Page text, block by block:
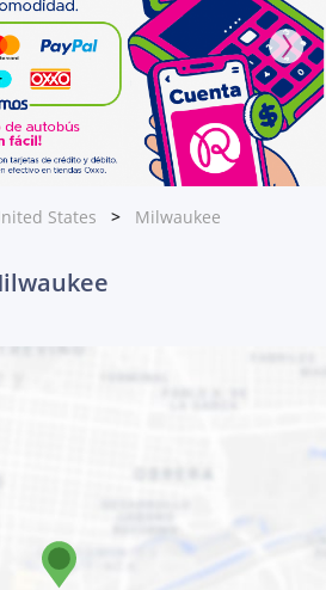
States Milwaukee